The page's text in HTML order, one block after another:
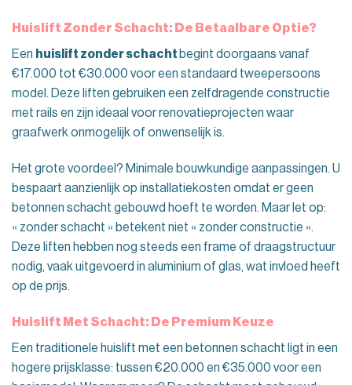
Huislift Zonder Schacht: De Betaalbare Optie?
Een huislift zonder schacht begint doorgaans vanaf
€17.000 tot €30.000 voor een standaard tweepersoons
model. Deze liften gebruiken een zelfdragende constructie
met rails en zijn ideaal voor renovatieprojecten waar
graafwerk onmogelijk of onwenselijk is.
Het grote voordeel? Minimale bouwkundige aanpassingen. U
bespaart aanzienlijk op installatiekosten omdat er geen
betonnen schacht gebouwd hoeft te worden. Maar let op:
« zonder schacht » betekent niet « zonder constructie ».
Deze liften hebben nog steeds een frame of draagstructuur
nodig, vaak uitgevoerd in aluminium of glas, wat invloed heeft
op de prijs.
Huislift Met Schacht: De Premium Keuze
Een traditionele huislift met een betonnen schacht ligt in een
hogere prijsklasse: tussen €20.000 en €35.000 voor een